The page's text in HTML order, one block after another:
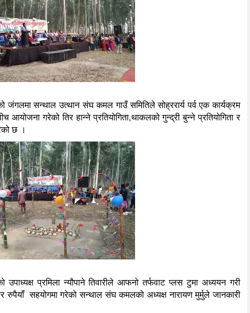
जंगलमा सन्थाल उत्थान संघ कमल गाउँ समितिले सोह्ररार्य पर्व एक कार्यक्रम
आयोजना गरेको तिर हान्ने प्रतियोगिता,थाकलको गुन्द्री बुन्ने प्रतियोगिता र
छ ।
उपाध्यक्ष प्रमिला न्यौपाने तिवारीले आफनो तर्फवाट प्लस टुमा अध्ययन गरी
रुपैयाँ सहयोगमा गरेको सन्थाल संघ कमलको अध्यक्ष नारायण मुर्मुले जानकारी